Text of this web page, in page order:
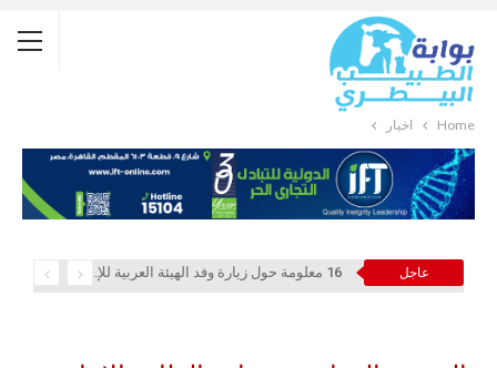
Home أخبار
عاجل 16 معلومة حول زيارة وفد الهيئة العربية للإستثمار والإنماء الزراعي إلي السعودية